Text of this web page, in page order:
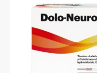
Inyectables
cantidad